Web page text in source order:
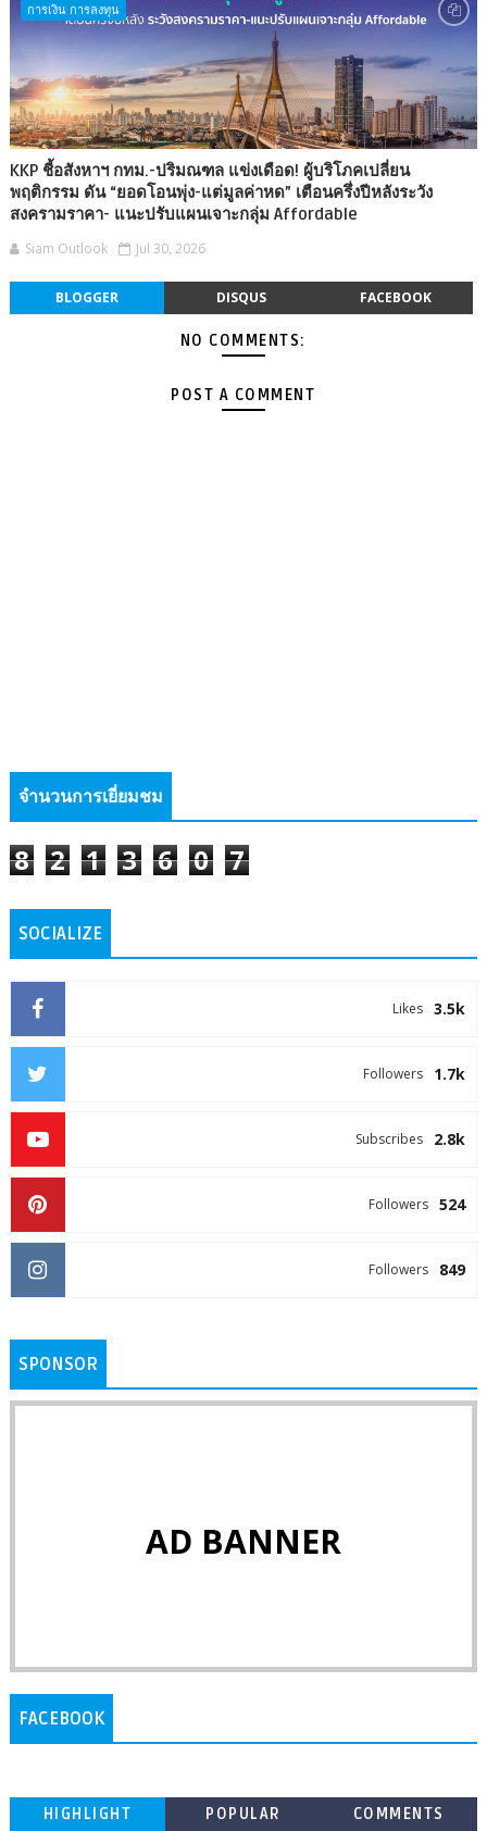
การเงิน การลงทุน
KKP ชี้อสังหาฯ กทม.-ปริมณฑล แข่งเดือด! ผู้บริโภคเปลี่ยน
พฤติกรรม ดัน “ยอดโอนพุ่ง-แต่มูลค่าหด” เตือนครึ่งปีหลังระวัง
สงครามราคา- แนะปรับแผนเจาะกลุ่ม Affordable
Siam Outlook Jul 30, 2026
BLOGGER DISQUS FACEBOOK
NO COMMENTS:
POST A COMMENT
จำนวนการเยี่ยมชม
8 2 1 3 6 0 7
SOCIALIZE
3.5k
Likes
1.7k
Followers
2.8k
Subscribes
524
Followers
849
Followers
SPONSOR
AD BANNER
FACEBOOK
HIGHLIGHT POPULAR COMMENTS